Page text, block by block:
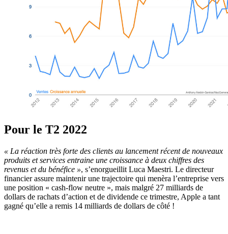
Pour le T2 2022
« La réaction très forte des clients au lancement récent de nouveaux
produits et services entraine une croissance à deux chiffres des
revenus et du bénéfice », s’enorgueillit Luca Maestri. Le directeur
financier assure maintenir une trajectoire qui menèra l’entreprise vers
une position « cash-flow neutre », mais malgré 27 milliards de
dollars de rachats d’action et de dividende ce trimestre, Apple a tant
gagné qu’elle a remis 14 milliards de dollars de côté !